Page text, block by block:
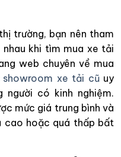
trường, bạn nên tham
khi tìm mua xe tải
web chuyên về mua
showroom xe tải cũuy
người có kinh nghiệm.
mức giá trung bình và
cao hoặc quá thấp bất